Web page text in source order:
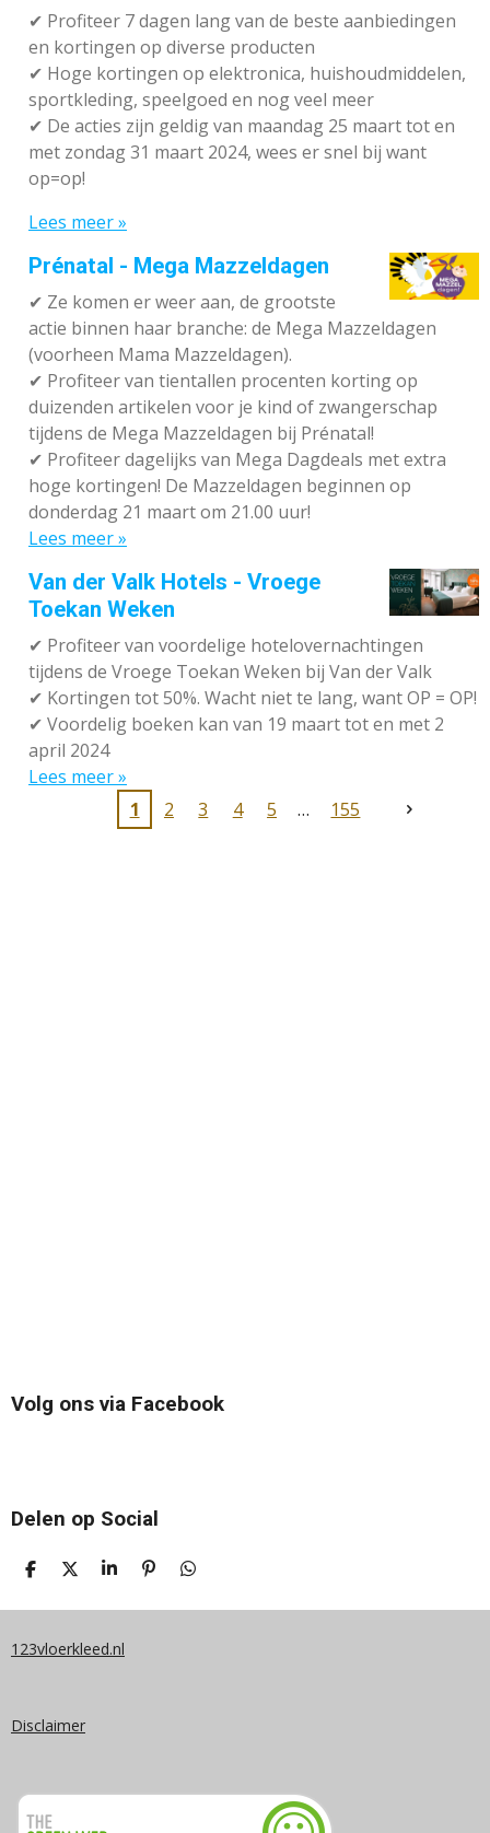
✔ Profiteer 7 dagen lang van de beste aanbiedingen
en kortingen op diverse producten
✔ Hoge kortingen op elektronica, huishoudmiddelen,
sportkleding, speelgoed en nog veel meer
✔ De acties zijn geldig van maandag 25 maart tot en
met zondag 31 maart 2024, wees er snel bij want
op=op!
Lees meer »
Prénatal - Mega Mazzeldagen
✔ Ze komen er weer aan, de grootste
actie binnen haar branche: de Mega Mazzeldagen
(voorheen Mama Mazzeldagen).
✔ Profiteer van tientallen procenten korting op
duizenden artikelen voor je kind of zwangerschap
tijdens de Mega Mazzeldagen bij Prénatal!
✔ Profiteer dagelijks van Mega Dagdeals met extra
hoge kortingen! De Mazzeldagen beginnen op
donderdag 21 maart om 21.00 uur!
Lees meer »
Van der Valk Hotels - Vroege
Toekan Weken
✔ Profiteer van voordelige hotelovernachtingen
tijdens de Vroege Toekan Weken bij Van der Valk
✔ Kortingen tot 50%. Wacht niet te lang, want OP = OP!
✔ Voordelig boeken kan van 19 maart tot en met 2
april 2024
Lees meer »
1
2 3 4 5 155
Volg ons via Facebook
Delen op Social
D
L
N
D
E
S
A
E
P
N
D
L
123vloerkleed.nl
Disclaimer